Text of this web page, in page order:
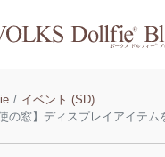
イベント (SD)
の窓】ディスプレイアイテム